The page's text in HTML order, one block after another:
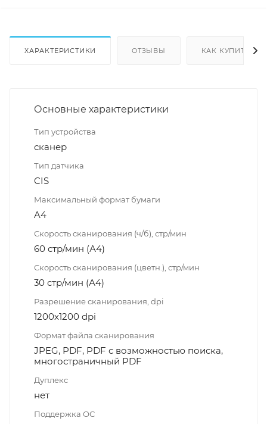
ХАРАКТЕРИСТИКИ ОТЗЫВЫ КАК КУПИТЬ
Основные характеристики
Тип устройства
сканер
Тип датчика
CIS
Максимальный формат бумаги
A4
Скорость сканирования (ч/б), стр/мин
60 стр/мин (А4)
Скорость сканирования (цветн.), стр/мин
30 стр/мин (А4)
Разрешение сканирования, dpi
1200x1200 dpi
Формат файла сканирования
JPEG, PDF, PDF с возможностью поиска,
многостраничный PDF
Дуплекс
нет
Поддержка ОС